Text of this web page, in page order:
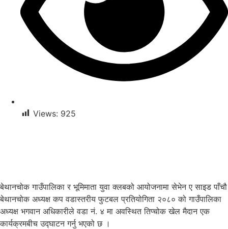
Views: 925
बेथानचोक गाउँपालिका र भूमिमाता युवा क्लबको आयोजनामा सेभेन ए साइड पाँचौ
बेथानचोक अध्यक्ष कप वडास्तरीय फुटबल प्रतियोगिता २०८० को गाउँपालिका
अध्यक्ष भगवान अधिकारीले वडा नं. ४ मा अवस्थित तिप्चोक खेल मैदान एक
कार्यक्रमबीच उद्घाटन गर्नु भएको छ ।